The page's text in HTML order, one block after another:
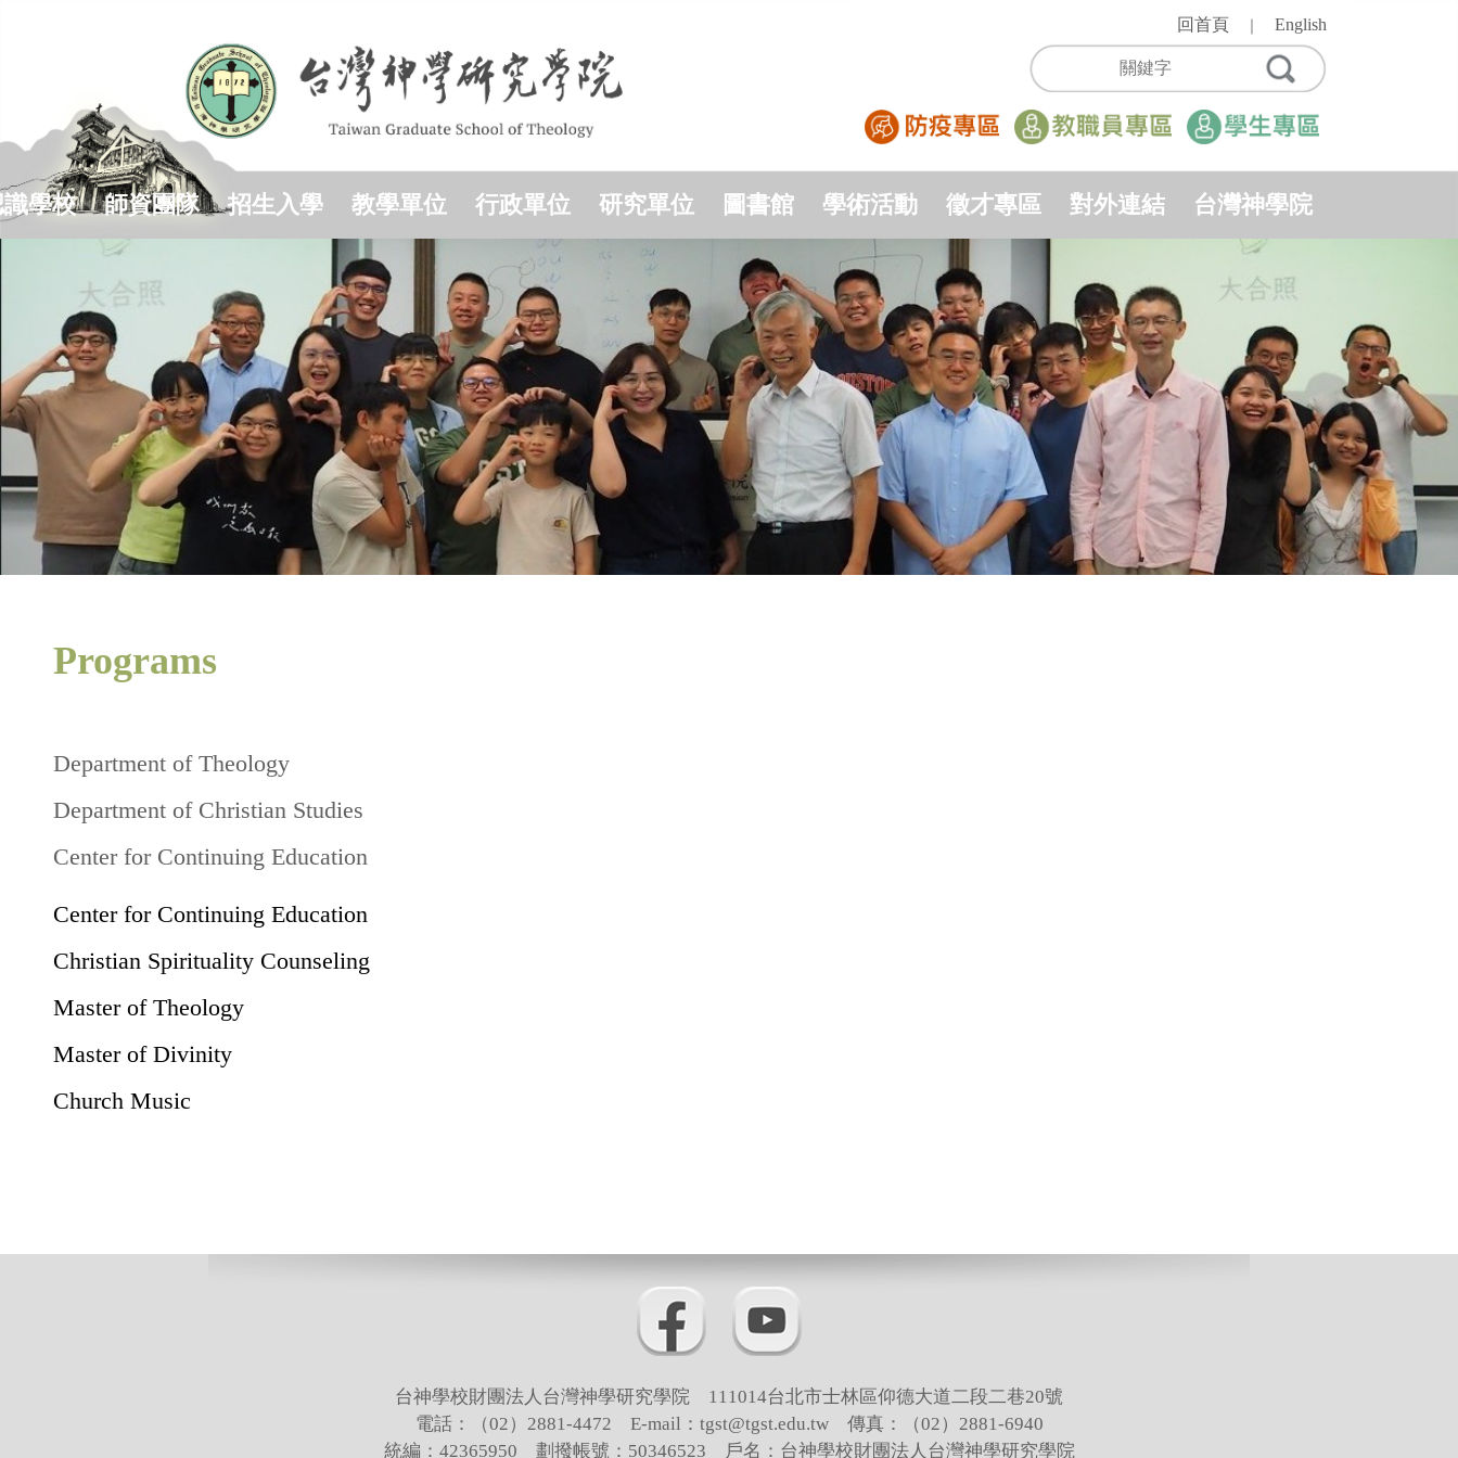
區
回首頁 ｜English
學校 師資團隊 招生入學 教學單位 行政單位 研究單位 圖書館 學術活動 徵才專區 對外連結 台灣神學院
Programs
Department of Theology
Department of Christian Studies
Center for Continuing Education
Center for Continuing Education
Christian Spirituality Counseling
Master of Theology
Master of Divinity
Church Music
台神學校財團法人台灣神學研究學院 111014台北市士林區仰德大道二段二巷20號
電話：（02）2881-4472 E-mail：tgst@tgst.edu.tw 傳真：（02）2881-6940
統編：42365950 劃撥帳號：50346523 戶名：台神學校財團法人台灣神學研究學院